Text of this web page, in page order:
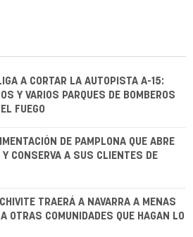
A CORTAR LA AUTOPISTA A-15:
Y VARIOS PARQUES DE BOMBEROS
FUEGO
DE PAMPLONA QUE ABRE
CONSERVA A SUS CLIENTES DE
TRAERÁ A NAVARRA A MENAS
OTRAS COMUNIDADES QUE HAGAN LO